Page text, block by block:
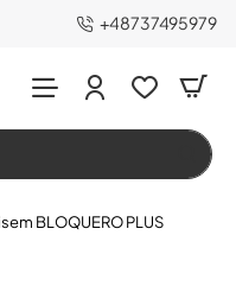
+48737495979
BLOQUERO PLUS